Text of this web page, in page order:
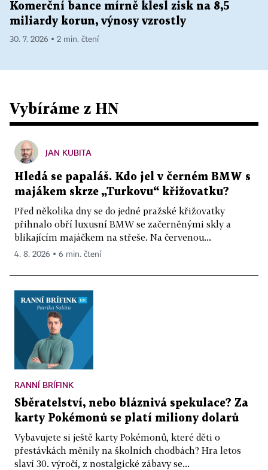
Komerční bance mírně klesl zisk na 8,5
miliardy korun, výnosy vzrostly
30. 7. 2026 ▪ 2 min. čtení
Vybíráme z HN
JAN KUBITA
Hledá se papaláš. Kdo jel v černém BMW s
majákem skrze „Turkovu“ křižovatku?
Před několika dny se do jedné pražské křižovatky
přihnalo obří luxusní BMW se začerněnými skly a
blikajícím majáčkem na střeše. Na červenou...
4. 8. 2026 ▪ 6 min. čtení
RANNÍ BRÍFINK
Sběratelství, nebo bláznivá spekulace? Za
karty Pokémonů se platí miliony dolarů
Vybavujete si ještě karty Pokémonů, které děti o
přestávkách měnily na školních chodbách? Hra letos
slaví 30. výročí, z nostalgické zábavy se...